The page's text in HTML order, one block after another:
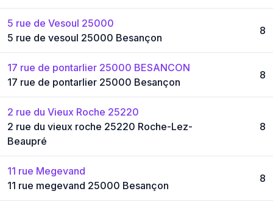
5 rue de Vesoul 25000
5 rue de vesoul 25000 Besançon
8
17 rue de pontarlier 25000 BESANCON
17 rue de pontarlier 25000 Besançon
8
2 rue du Vieux Roche 25220
2 rue du vieux roche 25220 Roche-Lez-
Beaupré
8
11 rue Megevand
11 rue megevand 25000 Besançon
8